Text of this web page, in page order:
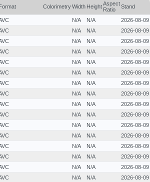
Format ColorimetryWidth HeightAspect
Ratio
Stand
N/A N/A
2026-08-09
N/A N/A
2026-08-09
N/A N/A
2026-08-09
N/A N/A
2026-08-09
N/A N/A
2026-08-09
N/A N/A
2026-08-09
N/A N/A
2026-08-09
N/A N/A
2026-08-09
N/A N/A
2026-08-09
N/A N/A
2026-08-09
N/A N/A
2026-08-09
N/A N/A
2026-08-09
N/A N/A
2026-08-09
N/A N/A
2026-08-09
N/A N/A
2026-08-09
N/A N/A
2026-08-09